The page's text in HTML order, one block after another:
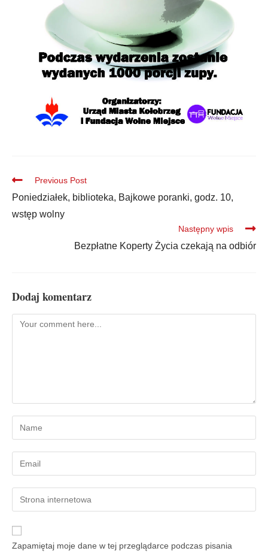
Previous Post
Poniedziałek, biblioteka, Bajkowe poranki, godz. 10,
wstęp wolny
Następny wpis
Bezpłatne Koperty Życia czekają na odbiór
Dodaj komentarz
Zapamiętaj moje dane w tej przeglądarce podczas pisania